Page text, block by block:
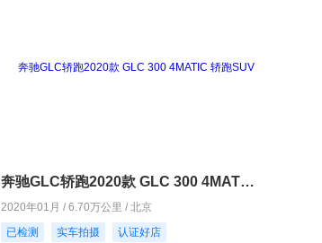
奔驰GLC轿跑2020款 GLC 300 4MATIC 轿跑SUV
2020年01月 / 6.70万公里 / 北京
已检测
实车拍摄 认证好店